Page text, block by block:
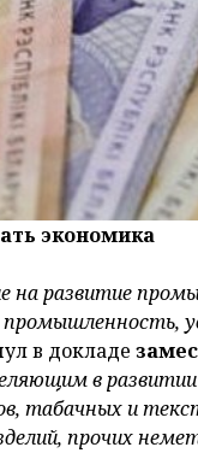
экономика
на развитие
в докладе
в
табачных и
прочих